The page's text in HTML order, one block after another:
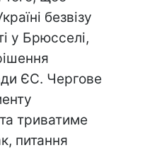
безвізу
у Брюсселі,
ЄС. Чергове
триватиме
питання